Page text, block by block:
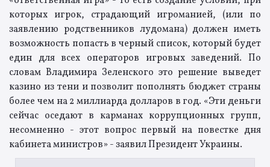
которых игрок, страдающий игроманией, (или по
заявлению родственников лудомана) должен иметь
возможность попасть в черный список, который будет
един для всех операторов игровых заведений. По
словам Владимира Зеленского это решение выведет
казино из тени и позволит пополнять бюджет страны
более чем на 2 миллиарда долларов в год. «Эти деньги
сейчас оседают в карманах коррупционных групп,
несомненно - этот вопрос первый на повестке дня
кабинета министров» - заявил Президент Украины.